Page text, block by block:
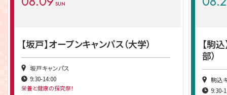
SUN
【坂戸】オープンキャンパス（大学）
坂戸キャンパス
9:30-14:00
栄養と健康の探究祭！
【駒
部）
駒込
9:30-